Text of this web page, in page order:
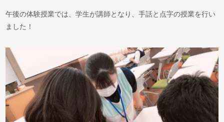
午後の体験授業では、学生が講師となり、手話と点字の授業を行い
ました！